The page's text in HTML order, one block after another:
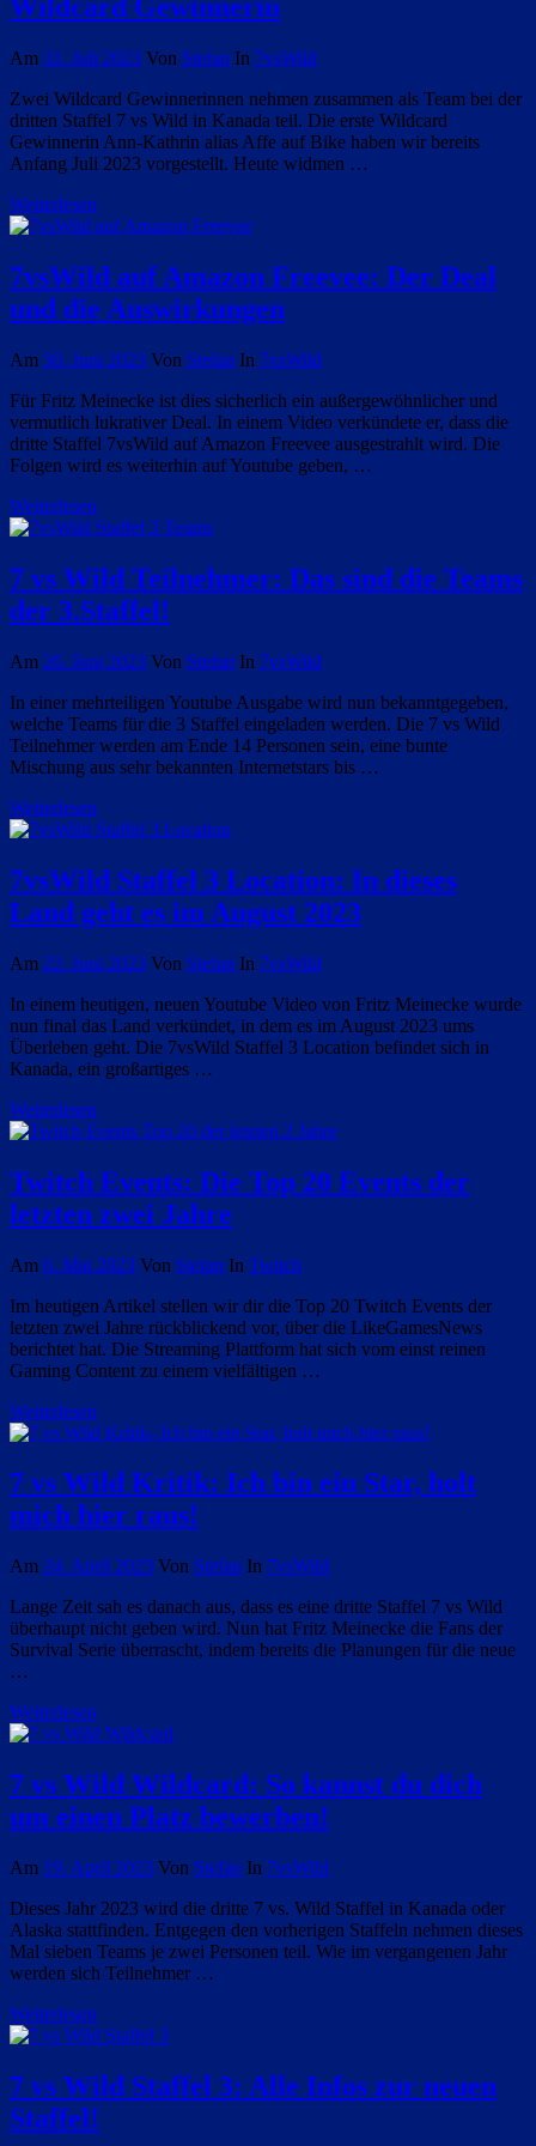
Wildcard Gewinnerin
Am 31. Juli 2023 Von Stefan In 7vsWild
Zwei Wildcard Gewinnerinnen nehmen zusammen als Team bei der
dritten Staffel 7 vs Wild in Kanada teil. Die erste Wildcard
Gewinnerin Ann-Kathrin alias Affe auf Bike haben wir bereits
Anfang Juli 2023 vorgestellt. Heute widmen …
Weiterlesen
7vsWild auf Amazon Freevee: Der Deal
und die Auswirkungen
Am 30. Juni 2023 Von Stefan In 7vsWild
Für Fritz Meinecke ist dies sicherlich ein außergewöhnlicher und
vermutlich lukrativer Deal. In einem Video verkündete er, dass die
dritte Staffel 7vsWild auf Amazon Freevee ausgestrahlt wird. Die
Folgen wird es weiterhin auf Youtube geben, …
Weiterlesen
7 vs Wild Teilnehmer: Das sind die Teams
der 3.Staffel!
Am 26. Juni 2023 Von Stefan In 7vsWild
In einer mehrteiligen Youtube Ausgabe wird nun bekanntgegeben,
welche Teams für die 3 Staffel eingeladen werden. Die 7 vs Wild
Teilnehmer werden am Ende 14 Personen sein, eine bunte
Mischung aus sehr bekannten Internetstars bis …
Weiterlesen
7vsWild Staffel 3 Location: In dieses
Land geht es im August 2023
Am 22. Juni 2023 Von Stefan In 7vsWild
In einem heutigen, neuen Youtube Video von Fritz Meinecke wurde
nun final das Land verkündet, in dem es im August 2023 ums
Überleben geht. Die 7vsWild Staffel 3 Location befindet sich in
Kanada, ein großartiges …
Weiterlesen
Twitch Events: Die Top 20 Events der
letzten zwei Jahre
Am 6. Mai 2023 Von Stefan In Twitch
Im heutigen Artikel stellen wir dir die Top 20 Twitch Events der
letzten zwei Jahre rückblickend vor, über die LikeGamesNews
berichtet hat. Die Streaming Plattform hat sich vom einst reinen
Gaming Content zu einem vielfältigen …
Weiterlesen
7 vs Wild Kritik: Ich bin ein Star, holt
mich hier raus!
Am 24. April 2023 Von Stefan In 7vsWild
Lange Zeit sah es danach aus, dass es eine dritte Staffel 7 vs Wild
überhaupt nicht geben wird. Nun hat Fritz Meinecke die Fans der
Survival Serie überrascht, indem bereits die Planungen für die neue
…
Weiterlesen
7 vs Wild Wildcard: So kannst du dich
um einen Platz bewerben!
Am 19. April 2023 Von Stefan In 7vsWild
Dieses Jahr 2023 wird die dritte 7 vs. Wild Staffel in Kanada oder
Alaska stattfinden. Entgegen den vorherigen Staffeln nehmen dieses
Mal sieben Teams je zwei Personen teil. Wie im vergangenen Jahr
werden sich Teilnehmer …
Weiterlesen
7 vs Wild Staffel 3: Alle Infos zur neuen
Staffel!